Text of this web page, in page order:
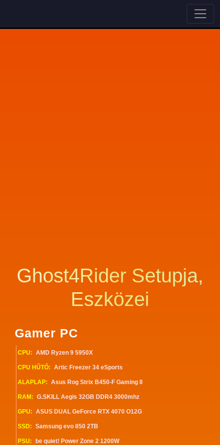
Ghost4Rider Setupja,
Eszközei
Gamer PC
CPU: AMD Ryzen 9 5950X
CPU HŰTŐ: Artic Freezer 34 eSports
ALAPLAP: Asus Rog Strix B450-F Gaming II
RAM: G.SKILL Aegis 32GB DDR4 3000mhz
GPU: ASUS DUAL GeForce RTX 4070 O12G
SSD: Samsung evo 850 2TB
PSU: be quiet! Power Zone 2 1200W